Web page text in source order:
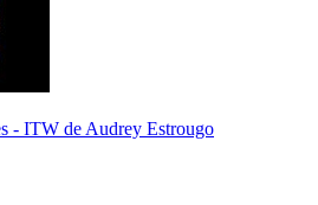
- ITW de Audrey Estrougo